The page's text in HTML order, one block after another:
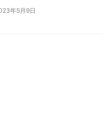
年5月9日